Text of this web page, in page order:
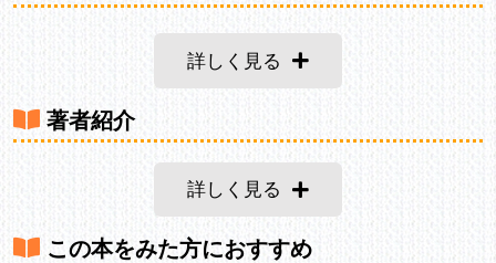
詳しく見る
著者紹介
詳しく見る
この本をみた方におすすめ